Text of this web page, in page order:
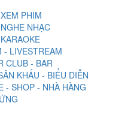
PHIM
NHẠC
- LIVESTREAM
CLUB - BAR
KHẤU - BIỂU DIỄN
- SHOP - NHÀ HÀNG